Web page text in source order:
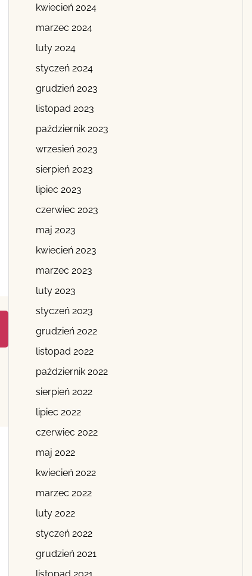
kwiecień 2024
marzec 2024
luty 2024
styczeń 2024
grudzień 2023
listopad 2023
październik 2023
wrzesień 2023
sierpień 2023
lipiec 2023
czerwiec 2023
maj 2023
kwiecień 2023
marzec 2023
luty 2023
styczeń 2023
grudzień 2022
listopad 2022
październik 2022
sierpień 2022
lipiec 2022
czerwiec 2022
maj 2022
kwiecień 2022
marzec 2022
luty 2022
styczeń 2022
grudzień 2021